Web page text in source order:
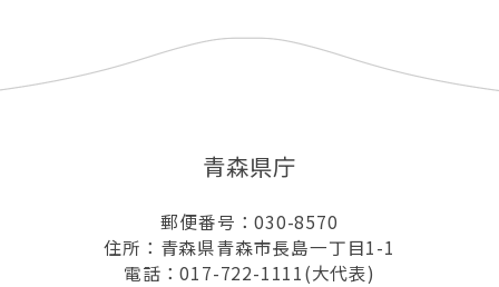
青森県庁
郵便番号：030-8570
住所：青森県青森市長島一丁目1-1
電話：017-722-1111(大代表)